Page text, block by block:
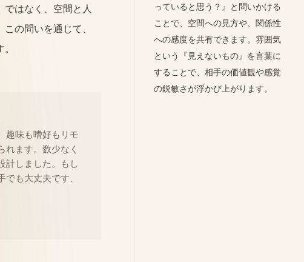
ではなく、空間と人
の問いを通じて、
趣味も嗜好もリモ
れます。数少なく
計しました。もし
も大丈夫です、
っていると思う？』と問いかける
ことで、空間への見方や、関係性
への感度を共有できます。雰囲気
という『見えないもの』を言葉に
することで、相手の価値観や感覚
の鋭敏さが浮かび上がります。